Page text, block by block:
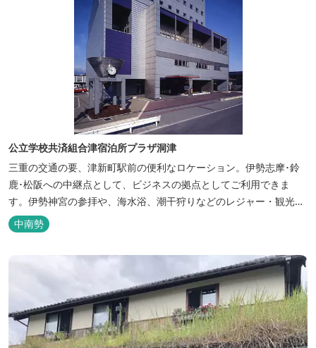
公立学校共済組合津宿泊所プラザ洞津
三重の交通の要、津新町駅前の便利なロケーション。伊勢志摩･鈴
鹿･松阪への中継点として、ビジネスの拠点としてご利用できま
す。伊勢神宮の参拝や、海水浴、潮干狩りなどのレジャー・観光に
も最適です。
中南勢